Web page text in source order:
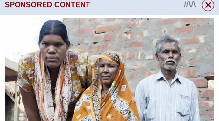
SPONSORED CONTENT